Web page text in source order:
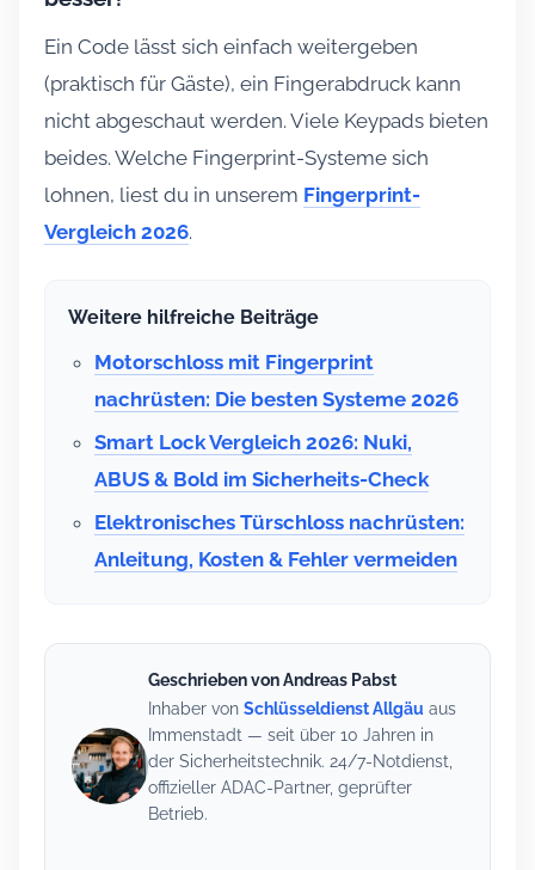
Ein Code lässt sich einfach weitergeben
(praktisch für Gäste), ein Fingerabdruck kann
nicht abgeschaut werden. Viele Keypads bieten
beides. Welche Fingerprint-Systeme sich
lohnen, liest du in unserem Fingerprint-
Vergleich 2026.
Weitere hilfreiche Beiträge
Motorschloss mit Fingerprint
nachrüsten: Die besten Systeme 2026
Smart Lock Vergleich 2026: Nuki,
ABUS & Bold im Sicherheits-Check
Elektronisches Türschloss nachrüsten:
Anleitung, Kosten & Fehler vermeiden
Geschrieben von Andreas Pabst
Inhaber vonSchlüsseldienst Allgäu aus
Immenstadt — seit über 10 Jahren in
der Sicherheitstechnik. 24/7-Notdienst,
offizieller ADAC-Partner, geprüfter
Betrieb.